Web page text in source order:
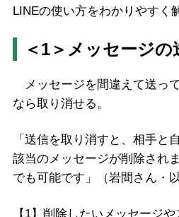
LINEの使い方をわかりやすく
＜1＞メッセージの
メッセージを間違えて送っ
なら取り消せる。
「送信を取り消すと、相手と
該当のメッセージが削除され
でも可能です」（岩間さん・
【1】削除したいメッセージ